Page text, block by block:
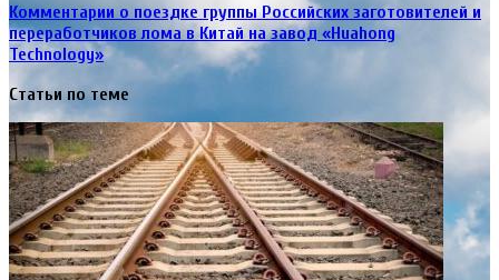
Комментарии о поездке группы Российских заготовителей и
переработчиков лома в Китай на завод «Huahong
Technology»
Статьи по теме